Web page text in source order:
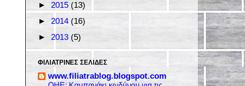
► 2015 (13)
► 2014 (16)
► 2013 (5)
ΦΙΛΙΑΤΡΙΝΈΣ ΣΕΛΊΔΕΣ
www.filiatrablog.blogspot.com